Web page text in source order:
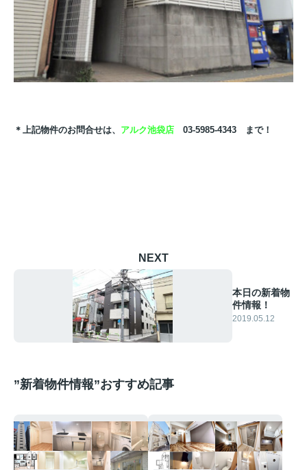
＊上記物件のお問合せは、 アルク池袋店 03-5985-4343 まで！
NEXT
本日の新着物
件情報！
2019.05.12
”新着物件情報”おすすめ記事